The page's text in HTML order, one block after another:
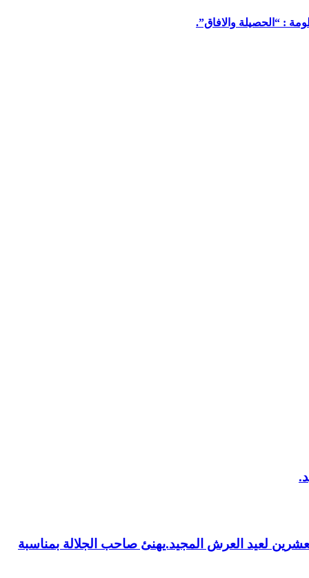
: “الحصيلة والافاق”.
لعيد العرش المجيد.يهنئ صاحب الجلالة بمناسبة